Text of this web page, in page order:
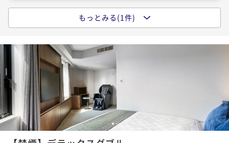
【Relux】朝食付プラン
朝食付き 現地決済可 事前決済可
IN 14:00 - 27:00 OUT11:00
ポイント即利用で
もっとみる(1件)
12